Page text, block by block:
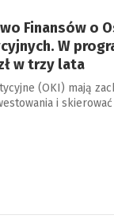
Finansów o
W
w trzy lata
(OKI) mają
i